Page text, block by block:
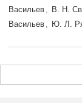
Васильев , В. Н.
Васильев , Ю. Л.